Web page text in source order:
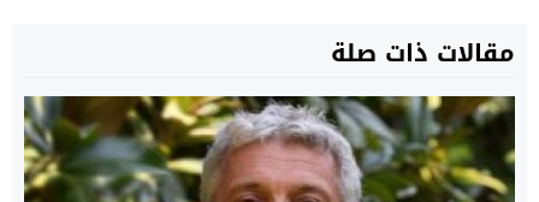
مقالات ذات صلة